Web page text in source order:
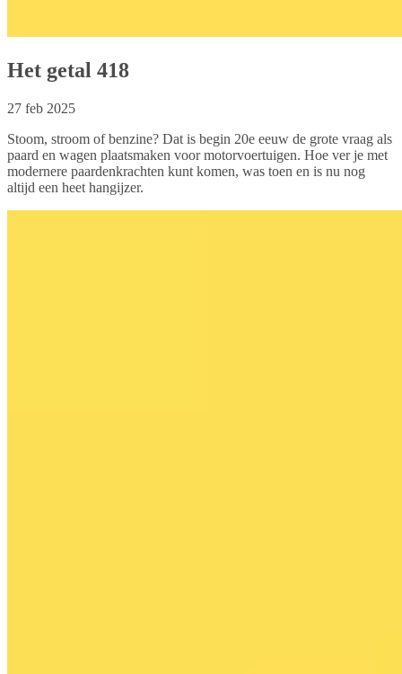
Het getal 418
27 feb 2025
Stoom, stroom of benzine? Dat is begin 20e eeuw de grote vraag als
paard en wagen plaatsmaken voor motorvoertuigen. Hoe ver je met
modernere paardenkrachten kunt komen, was toen en is nu nog
altijd een heet hangijzer.